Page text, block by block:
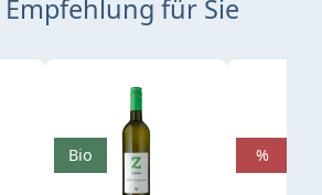
Empfehlung für Sie
Bio %